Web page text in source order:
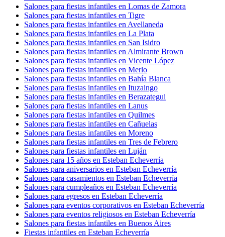
Salones para fiestas infantiles en Lomas de Zamora
Salones para fiestas infantiles en Tigre
Salones para fiestas infantiles en Avellaneda
Salones para fiestas infantiles en La Plata
Salones para fiestas infantiles en San Isidro
Salones para fiestas infantiles en Almirante Brown
Salones para fiestas infantiles en Vicente López
Salones para fiestas infantiles en Merlo
Salones para fiestas infantiles en Bahía Blanca
Salones para fiestas infantiles en Ituzaingo
Salones para fiestas infantiles en Berazategui
Salones para fiestas infantiles en Lanus
Salones para fiestas infantiles en Quilmes
Salones para fiestas infantiles en Cañuelas
Salones para fiestas infantiles en Moreno
Salones para fiestas infantiles en Tres de Febrero
Salones para fiestas infantiles en Luján
Salones para 15 años en Esteban Echeverría
Salones para aniversarios en Esteban Echeverría
Salones para casamientos en Esteban Echeverría
Salones para cumpleaños en Esteban Echeverría
Salones para egresos en Esteban Echeverría
Salones para eventos corporativos en Esteban Echeverría
Salones para eventos religiosos en Esteban Echeverría
Salones para fiestas infantiles en Buenos Aires
Fiestas infantiles en Esteban Echeverría